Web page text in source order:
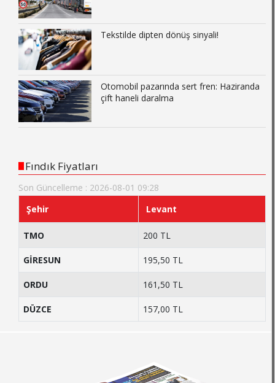
Tekstilde dipten dönüş sinyali!
Otomobil pazarında sert fren: Haziranda
çift haneli daralma
Fındık Fiyatları
Son Güncelleme : 2026-08-01 09:28
Şehir
Levant
TMO 200 TL
GİRESUN 195,50 TL
ORDU 161,50 TL
DÜZCE 157,00 TL